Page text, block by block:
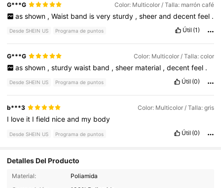
G***G Color: Multicolor / Talla: marrón café
as shown , Waist band is very sturdy , sheer and decent feel .
Desde SHEIN US Programa de puntos Útil (1)
G***G Color: Multicolor / Talla: color
as shown , sturdy waist band , sheer material , decent feel .
Desde SHEIN US Programa de puntos Útil (0)
b***3 Color: Multicolor / Talla: gris
I love it Ifield niceand my body
Desde SHEIN US Programa de puntos Útil (0)
Detalles Del Producto
Material:
Poliamida
47 Seguidores